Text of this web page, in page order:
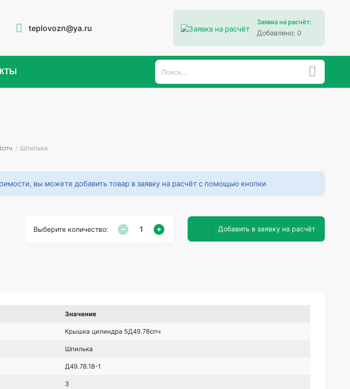
teplovozn@ya.ru
Заявка на расчёт:
Добавлено: 0
/ Шпилька
вы можете добавить товар в заявку на расчёт с помощью кнопки
Выберите количество: Добавить в заявку на расчёт
Значение
Крышка цилиндра 5Д49.78спч
Шпилька
Д49.78.18-1
3